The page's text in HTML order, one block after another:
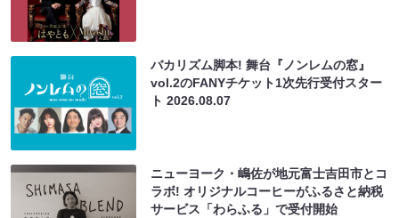
バカリズム脚本! 舞台『ノンレムの窓』
vol.2のFANYチケット1次先行受付スター
ト2026.08.07
ニューヨーク・嶋佐が地元富士吉田市とコ
ラボ! オリジナルコーヒーがふるさと納税
サービス「わらふる」で受付開始